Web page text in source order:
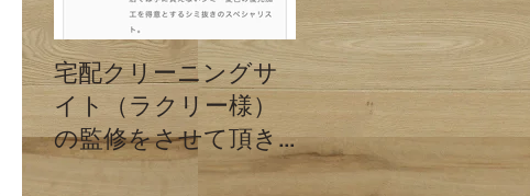
宅配クリーニングサ
イト（ラクリー様）
の監修をさせて頂き
ました。
クリーニングミハシ
と他店の違い 東京
都目黒区